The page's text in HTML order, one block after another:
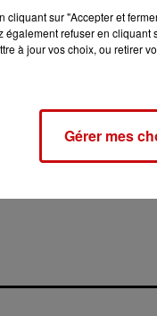
cliquant sur "Accepter et
également refuser en
à jour vos choix, ou retirer
Gérer mes